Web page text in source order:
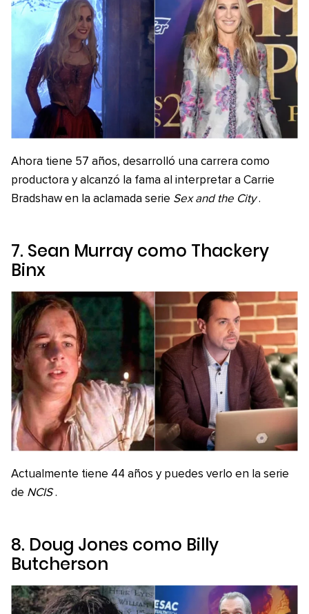
Ahora tiene 57 años, desarrolló una carrera como
productora y alcanzó la fama al interpretar a Carrie
Bradshaw en la aclamada serie Sex and the City .
7. Sean Murray como Thackery
Binx
Actualmente tiene 44 años y puedes verlo en la serie
de NCIS .
8. Doug Jones como Billy
Butcherson